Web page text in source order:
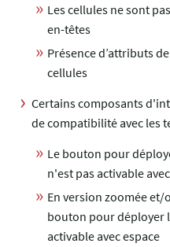
Les cellules ne sont
en-têtes
Présence d’attributs
cellules
Certains composants
de compatibilité avec les
Le bouton pour
n'est pas activable
En version zoomée et/
bouton pour déployer
activable avec espace